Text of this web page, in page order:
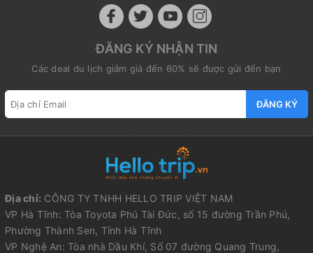
ĐĂNG KÝ NHẬN TIN
Các deal du lịch giảm giá đến 60% sẽ được gửi đến bạn
ĐĂNG KÝ
Địa chỉ: CÔNG TY TNHH HELLO TRIP VIỆT NAM
VP Hà Tĩnh: Tòa Toyota Phú Tài Đức, số 15 đường Trần Phú,
Phường Thành Sen, Tỉnh Hà Tĩnh
VP Nghệ An: Tòa nhà Dầu Khí, Số 07 đường Quang Trung,